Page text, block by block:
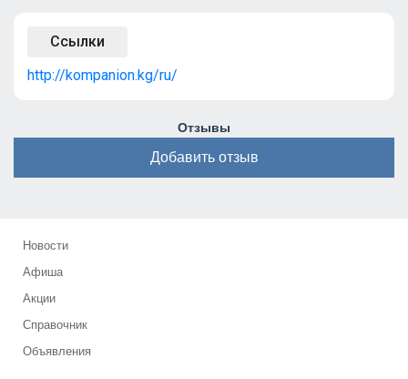
Ссылки
http://kompanion.kg/ru/
Отзывы
Добавить отзыв
Новости
Афиша
Акции
Справочник
Объявления